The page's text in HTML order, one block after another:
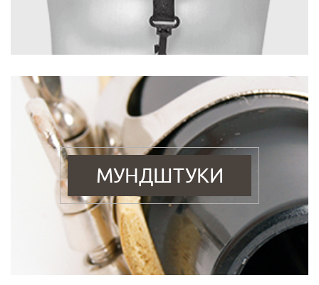
МУНДШТУКИ